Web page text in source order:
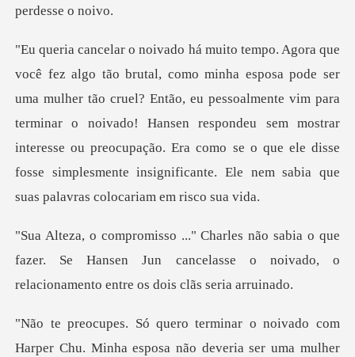
tão cruel? Então, eu pessoalmente vim para
terminar o noivado! Hansen respondeu sem mostrar
interesse ou preocupação. Er
o que
fazer. Se Hansen Jun cancelasse o noivado, o
uma mulher